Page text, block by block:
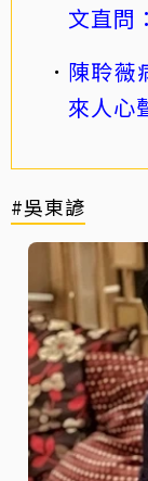
文直問
陳聆薇
來人心
#吳東諺